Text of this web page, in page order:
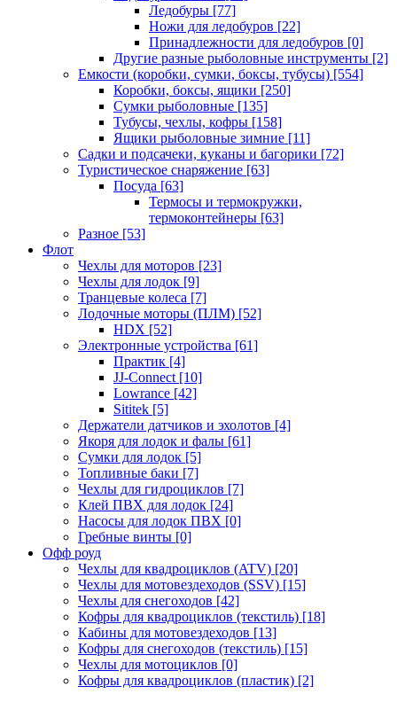
Ледобуры [77]
Ножи для ледобуров [22]
Принадлежности для ледобуров [0]
Другие разные рыболовные инструменты [2]
Емкости (коробки, сумки, боксы, тубусы) [554]
Коробки, боксы, ящики [250]
Сумки рыболовные [135]
Тубусы, чехлы, кофры [158]
Ящики рыболовные зимние [11]
Садки и подсачеки, куканы и багорики [72]
Туристическое снаряжение [63]
Посуда [63]
Термосы и термокружки,
термоконтейнеры [63]
Разное [53]
Флот
Чехлы для моторов [23]
Чехлы для лодок [9]
Транцевые колеса [7]
Лодочные моторы (ПЛМ) [52]
HDX [52]
Электронные устройства [61]
Практик [4]
JJ-Connect [10]
Lowrance [42]
Sititek [5]
Держатели датчиков и эхолотов [4]
Якоря для лодок и фалы [61]
Сумки для лодок [5]
Топливные баки [7]
Чехлы для гидроциклов [7]
Клей ПВХ для лодок [24]
Насосы для лодок ПВХ [0]
Гребные винты [0]
Офф роуд
Чехлы для квадроциклов (ATV) [20]
Чехлы для мотовездеходов (SSV) [15]
Чехлы для снегоходов [42]
Кофры для квадроциклов (текстиль) [18]
Кабины для мотовездеходов [13]
Кофры для снегоходов (текстиль) [15]
Чехлы для мотоциклов [0]
Кофры для квадроциклов (пластик) [2]